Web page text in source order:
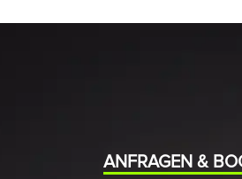
ANFRAGEN &